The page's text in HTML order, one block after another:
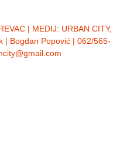
| MEDIJ: URBAN CITY,
| Bogdan Popović | 062/565-